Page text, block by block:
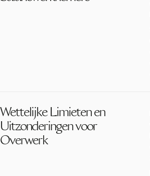
Wettelijke Limieten en
Uitzonderingen voor
Overwerk